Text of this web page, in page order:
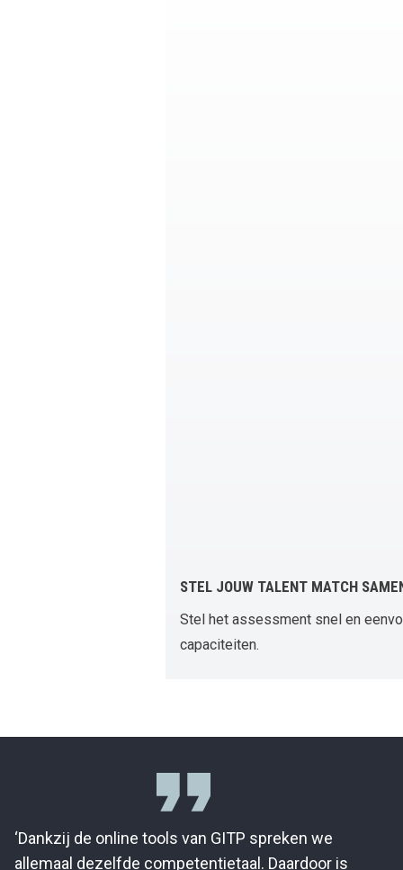
STEL JOUW TALENT MATCH
Stel het assessment snel en
capaciteiten.
‘Dankzij de online tools van GITP spreken we
allemaal dezelfde competentietaal. Daardoor is